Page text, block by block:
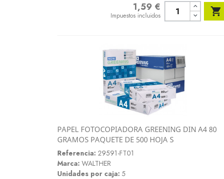
1,59 €
Impuestos incluidos 
Vista rápida
PAPEL FOTOCOPIADORA GREENING DIN A4 80
GRAMOS PAQUETE DE 500 HOJA S
Referencia: 29591-FT01
Marca: WALTHER
Unidades por caja: 5